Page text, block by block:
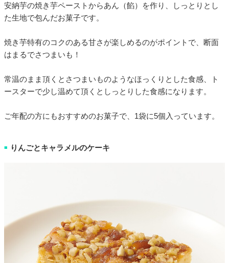
安納芋の焼き芋ペーストからあん（餡）を作り、しっとりとし
た生地で包んだお菓子です。
焼き芋特有のコクのある甘さが楽しめるのがポイントで、断面
はまるでさつまいも！
常温のまま頂くとさつまいものようなほっくりとした食感、ト
ースターで少し温めて頂くとしっとりした食感になります。
ご年配の方にもおすすめのお菓子で、1袋に5個入っています。
■ りんごとキャラメルのケーキ